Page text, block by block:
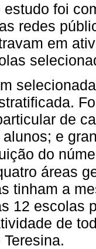
foi
redes
em
de
e
do
áreas
tinham a
12 escolas
de